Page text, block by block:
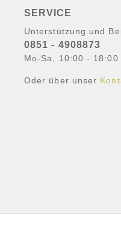
SERVICE
Unterstützung und
0851 - 4908873
Mo-Sa, 10:00 - 18:00
Oder über unser